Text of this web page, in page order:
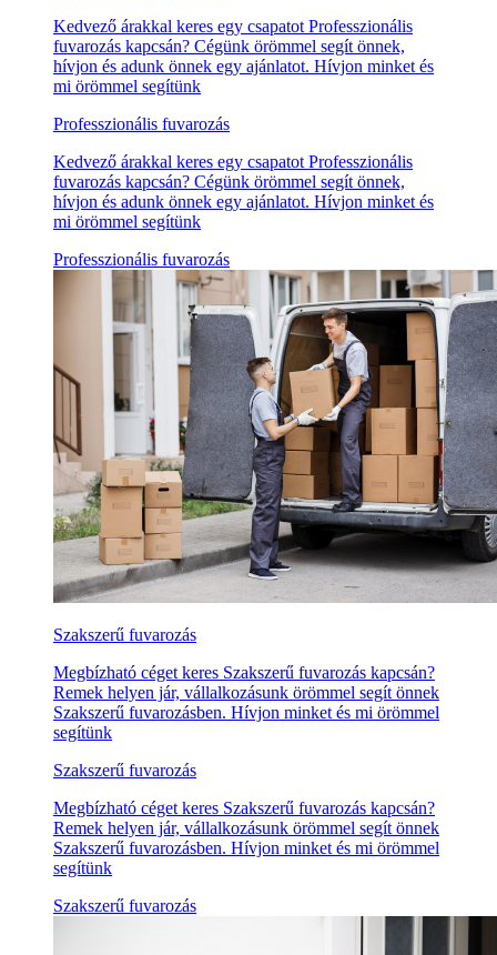
Kedvező árakkal keres egy csapatot Professzionális
fuvarozás kapcsán? Cégünk örömmel segít önnek,
hívjon és adunk önnek egy ajánlatot. Hívjon minket és
mi örömmel segítünk
Professzionális fuvarozás
Kedvező árakkal keres egy csapatot Professzionális
fuvarozás kapcsán? Cégünk örömmel segít önnek,
hívjon és adunk önnek egy ajánlatot. Hívjon minket és
mi örömmel segítünk
Professzionális fuvarozás
Szakszerű fuvarozás
Megbízható céget keres Szakszerű fuvarozás kapcsán?
Remek helyen jár, vállalkozásunk örömmel segít önnek
Szakszerű fuvarozásben. Hívjon minket és mi örömmel
segítünk
Szakszerű fuvarozás
Megbízható céget keres Szakszerű fuvarozás kapcsán?
Remek helyen jár, vállalkozásunk örömmel segít önnek
Szakszerű fuvarozásben. Hívjon minket és mi örömmel
segítünk
Szakszerű fuvarozás